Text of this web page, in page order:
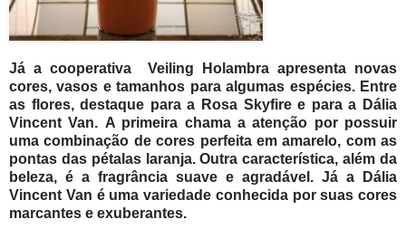
Já a cooperativa Veiling Holambra apresenta novas
cores, vasos e tamanhos para algumas espécies. Entre
as flores, destaque para a Rosa Skyfire e para a Dália
Vincent Van. A primeira chama a atenção por possuir
uma combinação de cores perfeita em amarelo, com as
pontas das pétalas laranja. Outra característica, além da
beleza, é a fragrância suave e agradável. Já a Dália
Vincent Van é uma variedade conhecida por suas cores
marcantes e exuberantes.